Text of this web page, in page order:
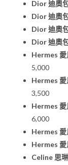
Dior 迪奧
Dior 迪奧
Dior 迪奧
Dior 迪奧
Hermes
5,000
Hermes
3,500
Hermes
6,000
Hermes
Hermes
Celine 思